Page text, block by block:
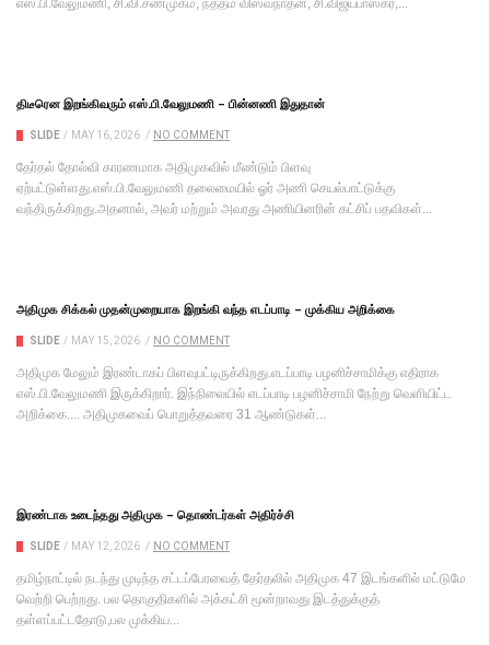
திடீரென இறங்கிவரும் எஸ்.பி.வேலுமணி – பின்னணி இதுதான்
SLIDE / MAY 16, 2026 / NO COMMENT
தேர்தல் தோல்வி காரணமாக அதிமுகவில் மீண்டும் பிளவு
ஏற்பட்டுள்ளது.எஸ்.பி.வேலுமணி தலைமையில் ஓர் அணி செயல்பாட்டுக்கு
வந்திருக்கிறது.அதனால், அவர் மற்றும் அவரது அணியினரின் கட்சிப் பதவிகள்...
அதிமுக சிக்கல் முதன்முறையாக இறங்கி வந்த எடப்பாடி – முக்கிய அறிக்கை
SLIDE / MAY 15, 2026 / NO COMMENT
அதிமுக மேலும் இரண்டாகப் பிளவுபட்டிருக்கிறது.எடப்பாடி பழனிச்சாமிக்கு எதிராக
எஸ்.பி.வேலுமணி இருக்கிறார். இந்நிலையில் எடப்பாடி பழனிச்சாமி நேற்று வெளியிட்ட
அறிக்கை.... அதிமுகவைப் பொறுத்தவரை 31 ஆண்டுகள்...
இரண்டாக உடைந்தது அதிமுக – தொண்டர்கள் அதிர்ச்சி
SLIDE / MAY 12, 2026 / NO COMMENT
தமிழ்நாட்டில் நடந்து முடிந்த சட்டப்பேரவைத் தேர்தலில் அதிமுக 47 இடங்களில் மட்டுமே
வெற்றி பெற்றது. பல தொகுதிகளில் அக்கட்சி மூன்றாவது இடத்துக்குத்
தள்ளப்பட்டதோடு,பல முக்கிய...